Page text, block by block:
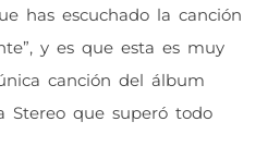
has escuchado la canción
y es que esta es muy
canción del álbum
Stereo que superó todo